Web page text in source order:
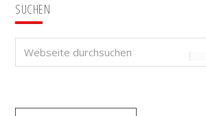
SUCHEN
Webseite
durchsuchen